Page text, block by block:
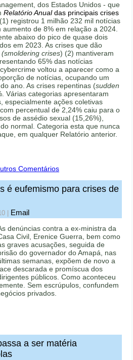
dos Estados Unidos - que
Relatório Anualdas principais crises
registrou 1 milhão 232 mil notícias
de 8% em relação a 2024.
abaixo do pico de quase dois
em 2023. As crises que dão
(smoldering crises) (2) mantiveram
65% das notícias
voltou a aparecer como a
de notícias, ocupando um
ano. As crises repentinas (sudden
Várias categorias apresentaram
especialmente ações coletivas
percentual de 2,24% caiu para o
de assédio sexual (15,26%),
normal. Categoria esta que nunca
em qualquer Relatório anterior.
Comentários
é eufemismo para crises de
Email
denúncias contra a ex-ministra da
Civil, Erenice Guerra, bem como
graves acusações, seguida de
do governador do Amapá, nas
semanas, expõem de novo a
descarada e promíscua dos
públicos. Como aconteceu
Sem escrúpulos, confundem
privados.
a ser matéria